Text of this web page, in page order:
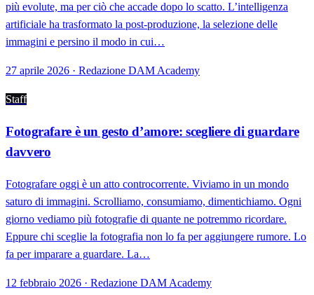
più evolute, ma per ciò che accade dopo lo scatto. L’intelligenza
artificiale ha trasformato la post-produzione, la selezione delle
immagini e persino il modo in cui…
27 aprile 2026 · Redazione DAM Academy
Staff
Fotografare è un gesto d’amore: scegliere di guardare
davvero
Fotografare oggi è un atto controcorrente. Viviamo in un mondo
saturo di immagini. Scrolliamo, consumiamo, dimentichiamo. Ogni
giorno vediamo più fotografie di quante ne potremmo ricordare.
Eppure chi sceglie la fotografia non lo fa per aggiungere rumore. Lo
fa per imparare a guardare. La…
12 febbraio 2026 · Redazione DAM Academy